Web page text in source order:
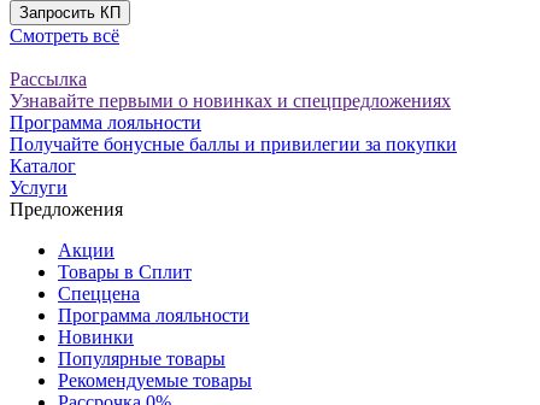
Запросить КП
Смотреть всё
Рассылка
Узнавайте первыми о новинках и спецпредложениях
Программа лояльности
Получайте бонусные баллы и привилегии за покупки
Каталог
Услуги
Предложения
Акции
Товары в Сплит
Спеццена
Программа лояльности
Новинки
Популярные товары
Рекомендуемые товары